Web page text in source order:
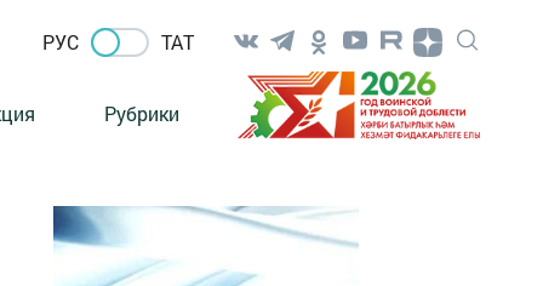
РУС ТАТ
Рубрики